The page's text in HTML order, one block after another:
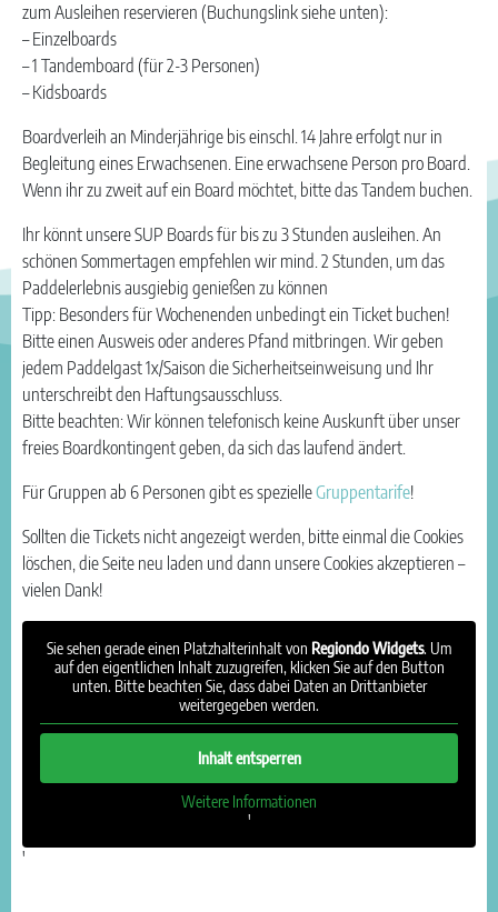
zum Ausleihen reservieren (Buchungslink siehe unten):
– Einzelboards
– 1 Tandemboard (für 2-3 Personen)
– Kidsboards
Boardverleih an Minderjährige bis einschl. 14 Jahre erfolgt nur in
Begleitung eines Erwachsenen. Eine erwachsene Person pro Board.
Wenn ihr zu zweit auf ein Board möchtet, bitte das Tandem buchen.
Ihr könnt unsere SUP Boards für bis zu 3 Stunden ausleihen. An
schönen Sommertagen empfehlen wir mind. 2 Stunden, um das
Paddelerlebnis ausgiebig genießen zu können
Tipp: Besonders für Wochenenden unbedingt ein Ticket buchen!
Bitte einen Ausweis oder anderes Pfand mitbringen. Wir geben
jedem Paddelgast 1x/Saison die Sicherheitseinweisung und Ihr
unterschreibt den Haftungsausschluss.
Bitte beachten: Wir können telefonisch keine Auskunft über unser
freies Boardkontingent geben, da sich das laufend ändert.
Für Gruppen ab 6 Personen gibt es spezielleGruppentarife!
Sollten die Tickets nicht angezeigt werden, bitte einmal die Cookies
löschen, die Seite neu laden und dann unsere Cookies akzeptieren –
vielen Dank!
Sie sehen gerade einen Platzhalterinhalt von Regiondo Widgets. Um
auf den eigentlichen Inhalt zuzugreifen, klicken Sie auf den Button
unten. Bitte beachten Sie, dass dabei Daten an Drittanbieter
weitergegeben werden.
Inhalt entsperren
Weitere Informationen
'
'